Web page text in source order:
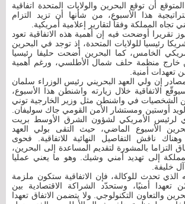
أن توقع البحرين والولايات المتحدة اتفاقية
هذا الأسبوع، من شأنها أن تزيد التزام
تجاه المملكة وفقاً لتقارير إعلامية أمريكية.
تقريرا أوضحت فيه إن أهمية هذه الاتفاقية تعود
رئيسيا للولايات المتحدة، إذ توجد في البحرين
الخامس، كما البحرين أضحت حليفا رئيسيا
خارج منظمة حلف شمال الأطلسي، ورغم أهمية
تعهدات أمنية.
إن ولي العهد البحريني رئيس الوزراء سلمان
الاتفاقية خلال زيارته واشنطن هذا الأسبوع،
الشخصيات في واشنطن مثل وزير الخارجية توني
لويد أوستين ومستشار الأمن القومي جاك سوليفان.
لرئيس الأمريكي لشؤون الشرق الأوسط بريت
الأسبوع الماضي، حيث التقى بولي العهد
ناقش التفاصيل النهائية للاتفاقية. فحوى
التزاما بالمشورة لتقديم المساعدة إلى البحرين،
إلى تهديد أمني وشيك. وهو ما يعني عمليا
خليفة.
تحدث للوكالة، فإن الاتفاقية ستكون ملزمة
تعهدا أمنيًا، وستحدّد الشراكة الاقتصادية بين
والتعاون التكنولوجي. ولا يتضمن الاتفاق تعهدا